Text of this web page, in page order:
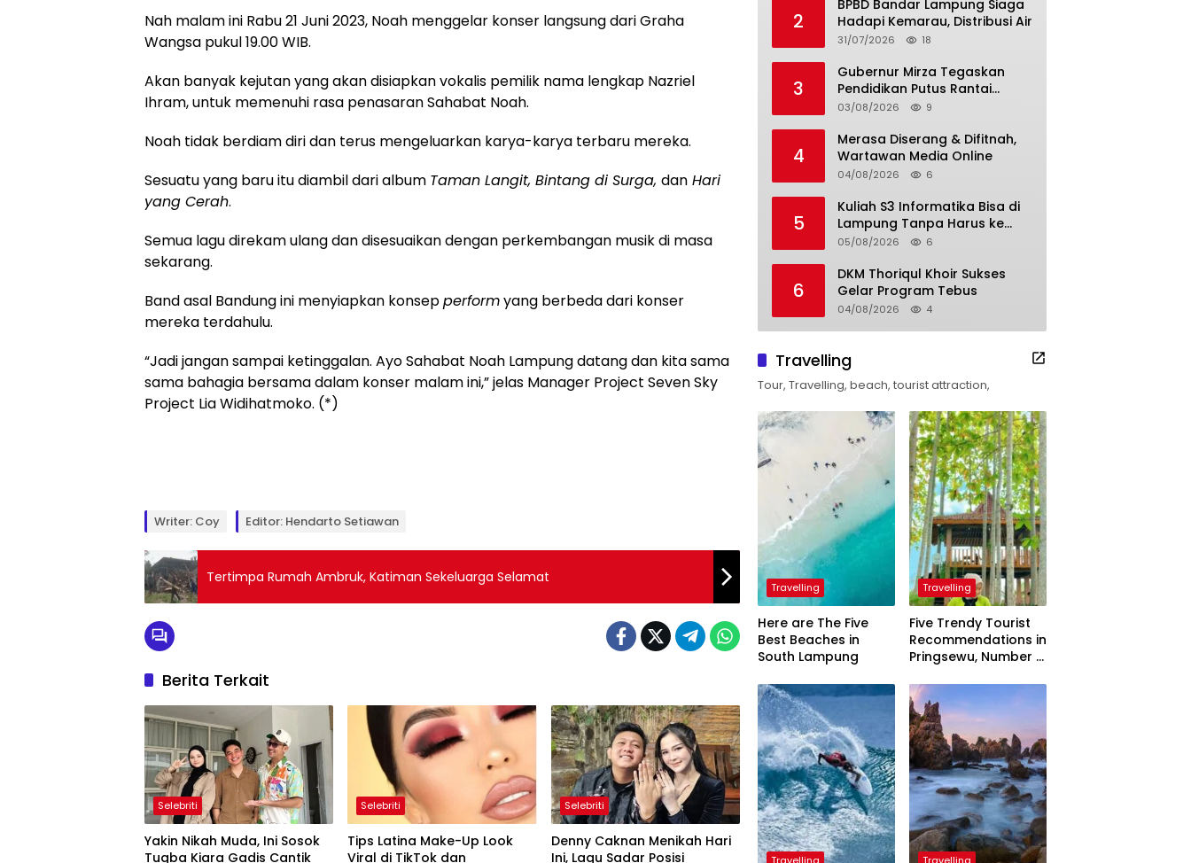
Nah malam ini Rabu 21 Juni 2023, Noah menggelar konser langsung dari Graha
Wangsa pukul 19.00 WIB.
Akan banyak kejutan yang akan disiapkan vokalis pemilik nama lengkap Nazriel
Ihram, untuk memenuhi rasa penasaran Sahabat Noah.
Noah tidak berdiam diri dan terus mengeluarkan karya-karya terbaru mereka.
Sesuatu yang baru itu diambil dari album Taman Langit, Bintang di Surga, dan Hari
yang Cerah.
Semua lagu direkam ulang dan disesuaikan dengan perkembangan musik di masa
sekarang.
Band asal Bandung ini menyiapkan konsepperformyang berbeda dari konser
mereka terdahulu.
“Jadi jangan sampai ketinggalan. Ayo Sahabat Noah Lampung datang dan kita sama
sama bahagia bersama dalam konser malam ini,” jelas Manager Project Seven Sky
Project Lia Widihatmoko. (*)
Writer: Coy Editor: Hendarto Setiawan
Tertimpa Rumah Ambruk, Katiman Sekeluarga Selamat
Berita Terkait
Selebriti
Yakin Nikah Muda, Ini Sosok
Tugba Kiara Gadis Cantik
Selebriti
Tips Latina Make-Up Look
Viral di TikTok dan
Selebriti
Denny Caknan Menikah Hari
Ini, Lagu Sadar Posisi
2
BPBD Bandar Lampung Siaga
Hadapi Kemarau, Distribusi Air
31/07/2026 18
3
Gubernur Mirza Tegaskan
Pendidikan Putus Rantai
Kemiskinan
03/08/2026 9
4
Merasa Diserang & Difitnah,
Wartawan Media Online
04/08/2026 6
5
Kuliah S3 Informatika Bisa di
Lampung Tanpa Harus ke
Luar Daerah
05/08/2026 6
6
DKM Thoriqul Khoir Sukses
Gelar Program Tebus
04/08/2026 4
Travelling
Tour, Travelling, beach, tourist attraction,
Travelling
Here are The Five
Best Beaches in
South Lampung
Travelling
Five Trendy Tourist
Recommendations in
Pringsewu, Number 3
President